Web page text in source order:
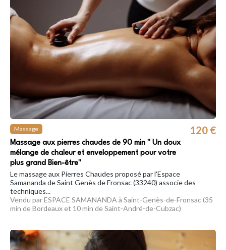
Massage
Massage aux pierres chaudes de 90 min " Un doux
mélange de chaleur et enveloppement pour votre
plus grand Bien-être"
120 €
Le massage aux Pierres Chaudes proposé par l'Espace
Samananda de Saint Genès de Fronsac (33240) associe des
techniques...
Vendu par ESPACE SAMANANDA à Saint-Genès-de-Fronsac (35
min de Bordeaux et 10 min de Saint-André-de-Cubzac)